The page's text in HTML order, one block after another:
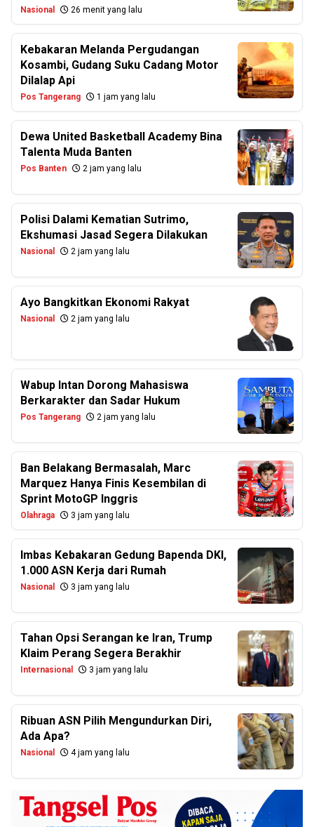
Nasional 26 menit yang lalu
Kebakaran Melanda Pergudangan
Kosambi, Gudang Suku Cadang Motor
Dilalap Api
Pos Tangerang 1 jam yang lalu
Dewa United Basketball Academy Bina
Talenta Muda Banten
Pos Banten 2 jam yang lalu
Polisi Dalami Kematian Sutrimo,
Ekshumasi Jasad Segera Dilakukan
Nasional 2 jam yang lalu
Ayo Bangkitkan Ekonomi Rakyat
Nasional 2 jam yang lalu
Wabup Intan Dorong Mahasiswa
Berkarakter dan Sadar Hukum
Pos Tangerang 2 jam yang lalu
Ban Belakang Bermasalah, Marc
Marquez Hanya Finis Kesembilan di
Sprint MotoGP Inggris
Olahraga 3 jam yang lalu
Imbas Kebakaran Gedung Bapenda DKI,
1.000 ASN Kerja dari Rumah
Nasional 3 jam yang lalu
Tahan Opsi Serangan ke Iran, Trump
Klaim Perang Segera Berakhir
Internasional 3 jam yang lalu
Ribuan ASN Pilih Mengundurkan Diri,
Ada Apa?
Nasional 4 jam yang lalu